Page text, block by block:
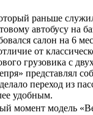
раньше
автобусу на
салон на 6
от
грузовика с
представлял
переход из
удобным.
момент модель